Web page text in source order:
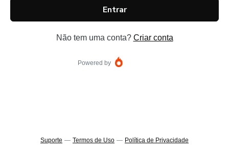
Entrar
Não tem uma conta? Criar conta
Powered by
Suporte — Termos de Uso — Política de Privacidade